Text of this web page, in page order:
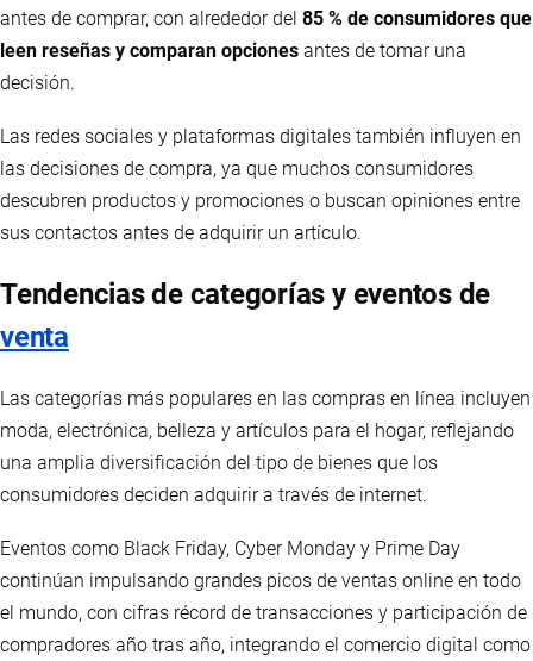
antes de comprar, con alrededor del 85 % de consumidores que
leen reseñas y comparan opciones antes de tomar una
decisión.
Las redes sociales y plataformas digitales también influyen en
las decisiones de compra, ya que muchos consumidores
descubren productos y promociones o buscan opiniones entre
sus contactos antes de adquirir un artículo.
Tendencias de categorías y eventos de
venta
Las categorías más populares en las compras en línea incluyen
moda, electrónica, belleza y artículos para el hogar, reflejando
una amplia diversificación del tipo de bienes que los
consumidores deciden adquirir a través de internet.
Eventos como Black Friday, Cyber Monday y Prime Day
continúan impulsando grandes picos de ventas online en todo
el mundo, con cifras récord de transacciones y participación de
compradores año tras año, integrando el comercio digital como